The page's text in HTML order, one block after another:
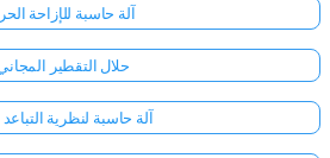
آلة حاسبة للإزاحة
حلال التقطير
آلة حاسبة لنظرية التباعد